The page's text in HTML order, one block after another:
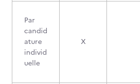
Par
candid
ature
individ
uelle
X